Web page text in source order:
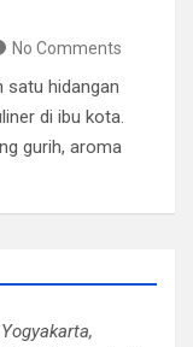
No Comments
satu hidangan
di ibu kota.
gurih, aroma